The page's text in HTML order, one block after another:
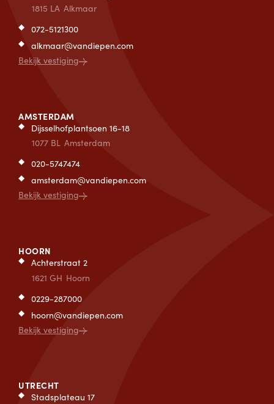
1815 LA Alkmaar
072-5121300
alkmaar@vandiepen.com
Bekijk vestiging
AMSTERDAM
Dijsselhofplantsoen 16-18
1077 BL Amsterdam
020-5747474
amsterdam@vandiepen.com
Bekijk vestiging
HOORN
Achterstraat 2
1621 GH Hoorn
0229-287000
hoorn@vandiepen.com
Bekijk vestiging
UTRECHT
Stadsplateau 17